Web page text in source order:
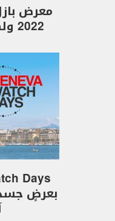
معرض
2022 ولكن بشكلٍ جديدٍ!
بعرضٍ